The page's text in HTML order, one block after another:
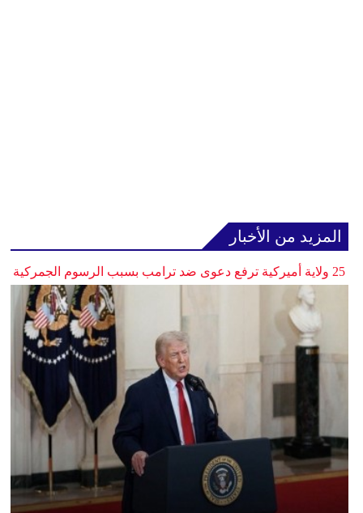
المزيد من الأخبار
25 ولاية أميركية ترفع دعوى ضد ترامب بسبب الرسوم الجمركية